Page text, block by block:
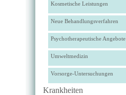
Kosmetische Leistungen
Neue Behandlungsverfahren
Psychotherapeutische Angebote
Umweltmedizin
Vorsorge-Untersuchungen
Krankheiten